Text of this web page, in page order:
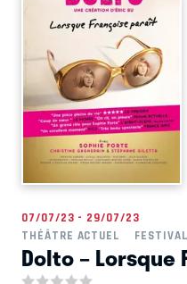
07/07/23 - 29/07/23
THÉÂTRE ACTUEL
Dolto –